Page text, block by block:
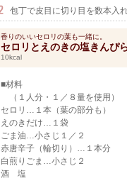
包丁で皮目に切り目を数本入
香りのいいセロリの葉も一緒に。
セロリとえのきの塩きんぴ
10kcal
■材料
（１人分・１／８量を使用）
セロリ…１本（葉の部分も）
えのきだけ…１袋
ごま油…小さじ１／２
赤唐辛子（輪切り）…１本分
白煎りごま…小さじ２
酒 塩